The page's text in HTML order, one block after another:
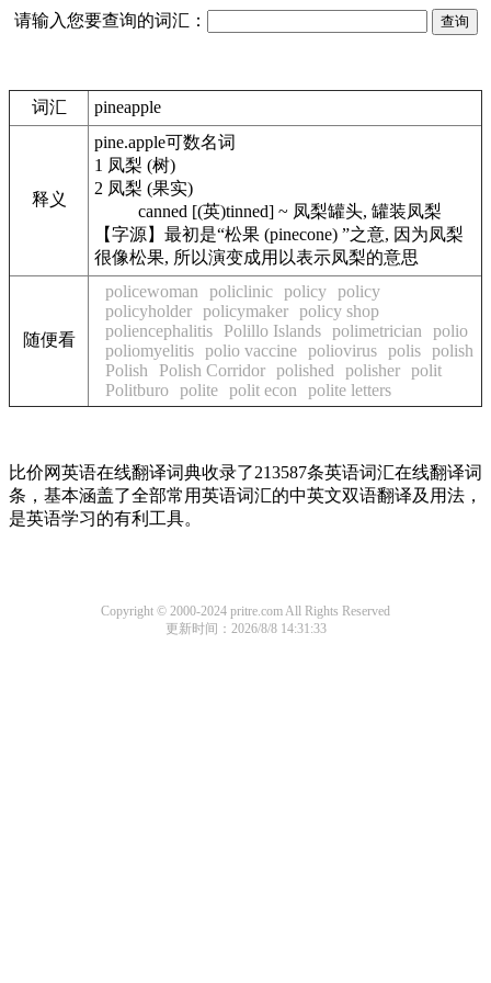
请输入您要查询的词汇：
词汇 pineapple
释义
pine.apple可数名词
1 凤梨 (树)
2 凤梨 (果实)
canned [(英)tinned] ~ 凤梨罐头, 罐装凤梨
【字源】最初是“松果 (pinecone) ”之意, 因为凤梨
很像松果, 所以演变成用以表示凤梨的意思
随便看
policewoman policlinic policy policy
policyholder policymaker policy shop
poliencephalitis
Polillo Islands polimetrician
polio
poliomyelitis polio vaccine poliovirus polis polish
Polish
Polish Corridor polished polisher polit
Politburo polite polit econ polite letters
比价网英语在线翻译词典收录了213587条英语词汇在线翻译词
条，基本涵盖了全部常用英语词汇的中英文双语翻译及用法，
是英语学习的有利工具。
Copyright © 2000-2024 pritre.com All Rights Reserved
更新时间：2026/8/8 14:31:33